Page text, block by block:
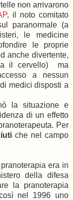
non arrivarono
, il noto comitato
paranormale (a
le medicine
le proprie
anche divertente,
il cervello) ma
a nessun
medici disposti a
la situazione e
di un effetto
Per
che nel campo
era in
della difesa
la pranoterapia
nel 1996 uno